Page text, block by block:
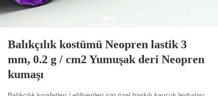
Balıkçılık kostümü Neopren lastik 3
mm, 0.2 g / cm2 Yumuşak deri Neopren
kumaşı